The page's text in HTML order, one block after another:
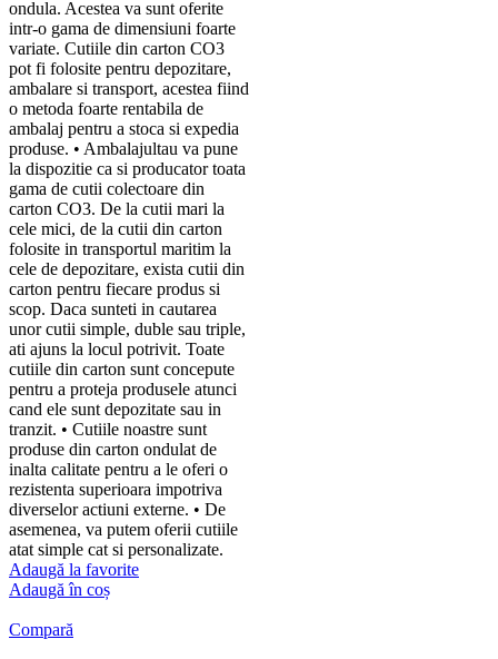
ondula. Acestea va sunt oferite
intr-o gama de dimensiuni foarte
variate. Cutiile din carton CO3
pot fi folosite pentru depozitare,
ambalare si transport, acestea fiind
o metoda foarte rentabila de
ambalaj pentru a stoca si expedia
produse. • Ambalajultau va pune
la dispozitie ca si producator toata
gama de cutii colectoare din
carton CO3. De la cutii mari la
cele mici, de la cutii din carton
folosite in transportul maritim la
cele de depozitare, exista cutii din
carton pentru fiecare produs si
scop. Daca sunteti in cautarea
unor cutii simple, duble sau triple,
ati ajuns la locul potrivit. Toate
cutiile din carton sunt concepute
pentru a proteja produsele atunci
cand ele sunt depozitate sau in
tranzit. • Cutiile noastre sunt
produse din carton ondulat de
inalta calitate pentru a le oferi o
rezistenta superioara impotriva
diverselor actiuni externe. • De
asemenea, va putem oferii cutiile
atat simple cat si personalizate.
Adaugă la favorite
Adaugă în coș
Compară